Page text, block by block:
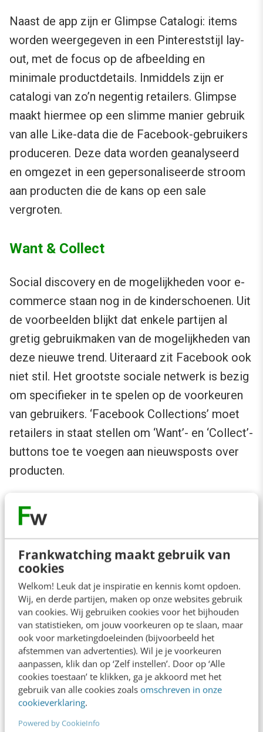
Frankwatching maakt gebruik van
cookies
Welkom! Leuk dat je inspiratie en kennis komt opdoen.
Wij, en derde partijen, maken op onze websites gebruik
van cookies. Wij gebruiken cookies voor het bijhouden
van statistieken, om jouw voorkeuren op te slaan, maar
ook voor marketingdoeleinden (bijvoorbeeld het
afstemmen van advertenties). Wil je je voorkeuren
aanpassen, klik dan op ‘Zelf instellen’. Door op ‘Alle
cookies toestaan’ te klikken, ga je akkoord met het
gebruik van alle cookies zoals omschreven in onze
cookieverklaring.
Powered by CookieInfo
Naast de app zijn er Glimpse Catalogi: items
worden weergegeven in een Pintereststijl lay-
out, met de focus op de afbeelding en
minimale productdetails. Inmiddels zijn er
catalogi van zo’n negentig retailers. Glimpse
maakt hiermee op een slimme manier gebruik
van alle Like-data die de Facebook-gebruikers
produceren. Deze data worden geanalyseerd
en omgezet in een gepersonaliseerde stroom
aan producten die de kans op een sale
vergroten.
Want & Collect
Social discovery en de mogelijkheden voor e-
commerce staan nog in de kinderschoenen. Uit
de voorbeelden blijkt dat enkele partijen al
gretig gebruikmaken van de mogelijkheden van
deze nieuwe trend. Uiteraard zit Facebook ook
niet stil. Het grootste sociale netwerk is bezig
om specifieker in te spelen op de voorkeuren
van gebruikers. ‘Facebook Collections’ moet
retailers in staat stellen om ‘Want’- en ‘Collect’-
buttons toe te voegen aan nieuwsposts over
producten.
Facebook test met een “Want” en een “Collect” button
Een Like-button kan betekenen dat een
gebruiker het product al heeft. In die zin heeft